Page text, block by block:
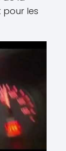
pour les